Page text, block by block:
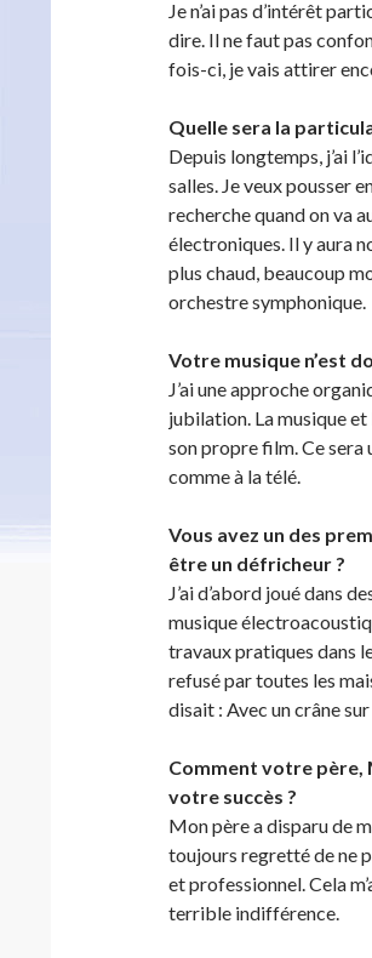
Je n’ai pas d’intérêt
dire. Il ne faut pas
fois-ci, je vais attirer
Quelle sera la
Depuis longtemps, j’ai
salles. Je veux pousser
recherche quand on va
électroniques. Il y aura
plus chaud, beaucoup
orchestre symphonique.
Votre musique n’est
J’ai une approche
jubilation. La musique
son propre film. Ce sera
comme à la télé.
Vous avez un des
être un défricheur ?
J’ai d’abord joué dans
musique
travaux pratiques dans
refusé par toutes les
disait : Avec un crâne
Comment votre père,
votre succès ?
Mon père a disparu de
toujours regretté de ne
et professionnel. Cela
terrible indifférence.